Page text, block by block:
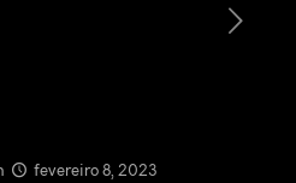
fevereiro 8, 2023